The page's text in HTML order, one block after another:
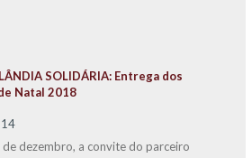
SOLIDÁRIA: Entrega dos
Natal 2018
dezembro, a convite do parceiro